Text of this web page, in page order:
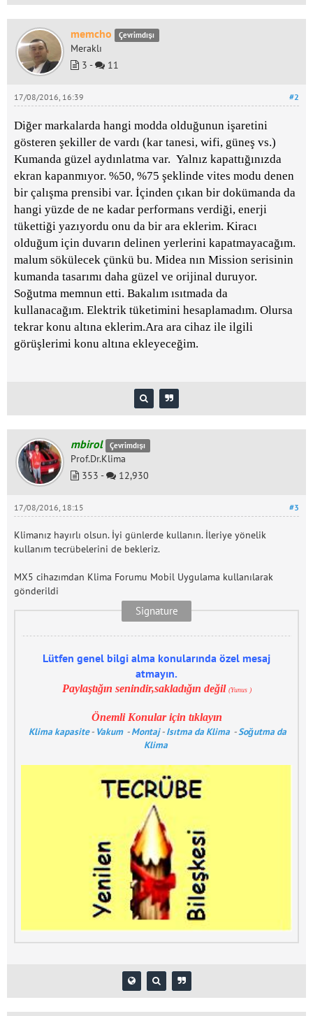
memcho Çevrimdışı
Meraklı
3 -
11
#2
17/08/2016, 16:39
Diğer markalarda hangi modda olduğunun işaretini
gösteren şekiller de vardı (kar tanesi, wifi, güneş vs.)
Kumanda güzel aydınlatma var. Yalnız kapattığınızda
ekran kapanmıyor. %50, %75 şeklinde vites modu denen
bir çalışma prensibi var. İçinden çıkan bir dokümanda da
hangi yüzde de ne kadar performans verdiği, enerji
tükettiği yazıyordu onu da bir ara eklerim. Kiracı
olduğum için duvarın delinen yerlerini kapatmayacağım.
malum sökülecek çünkü bu. Midea nın Mission serisinin
kumanda tasarımı daha güzel ve orijinal duruyor.
Soğutma memnun etti. Bakalım ısıtmada da
kullanacağım. Elektrik tüketimini hesaplamadım. Olursa
tekrar konu altına eklerim.Ara ara cihaz ile ilgili
görüşlerimi konu altına ekleyeceğim.
mbirol Çevrimdışı
Prof.Dr.Klima
353 -
12,930
#3
17/08/2016, 18:15
Klimanız hayırlı olsun. İyi günlerde kullanın. İleriye yönelik
kullanım tecrübelerini de bekleriz.
MX5 cihazımdan Klima Forumu Mobil Uygulama kullanılarak
gönderildi
Lütfen genel bilgi alma konularında özel mesaj
atmayın.
Paylaştığın senindir,sakladığın değil (Yunus )
Önemli Konular için tıklayın
Klima kapasite- Vakum -Montaj-Isıtma da Klima -Soğutma da
Klima